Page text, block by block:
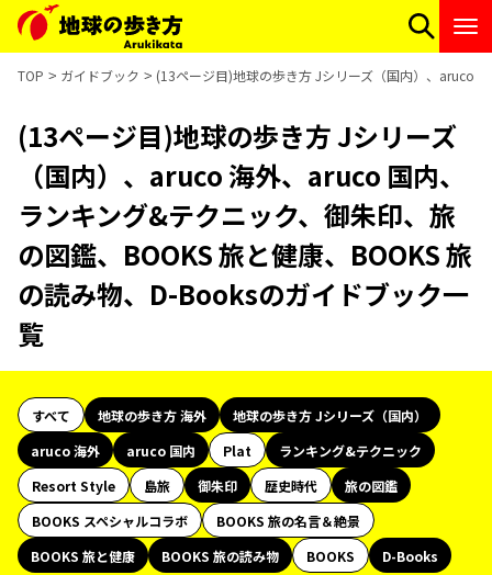
TOP ガイドブック (13ページ目)地球の歩き方 Jシリーズ（国内）、aruco
(13ページ目)地球の歩き方 Jシリーズ
（国内）、aruco 海外、aruco 国内、
ランキング&テクニック、御朱印、旅
の図鑑、BOOKS 旅と健康、BOOKS 旅
の読み物、D-Booksのガイドブック一
覧
すべて 地球の歩き方 海外
地球の歩き方 Jシリーズ（国内）
aruco 海外
aruco 国内 Plat
ランキング&テクニック
Resort Style
島旅 御朱印 歴史時代
旅の図鑑
BOOKS スペシャルコラボ
BOOKS 旅の名言＆絶景
BOOKS 旅と健康
BOOKS 旅の読み物 BOOKS
D-Books